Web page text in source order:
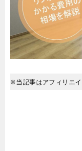
※当記事はアフィリエイ